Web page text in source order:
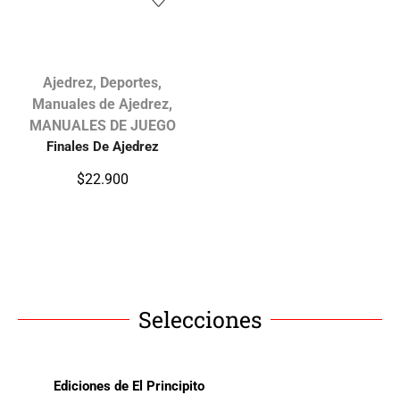
Ajedrez, Deportes,
Manuales de Ajedrez,
MANUALES DE JUEGO
Finales De Ajedrez
$22.900
Selecciones
Ediciones de El Principito